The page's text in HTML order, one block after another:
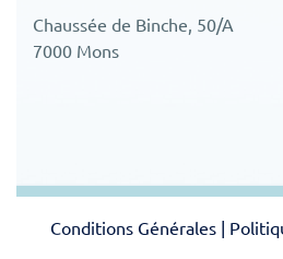
Chaussée de Binche, 50/A
7000 Mons
Conditions Générales|